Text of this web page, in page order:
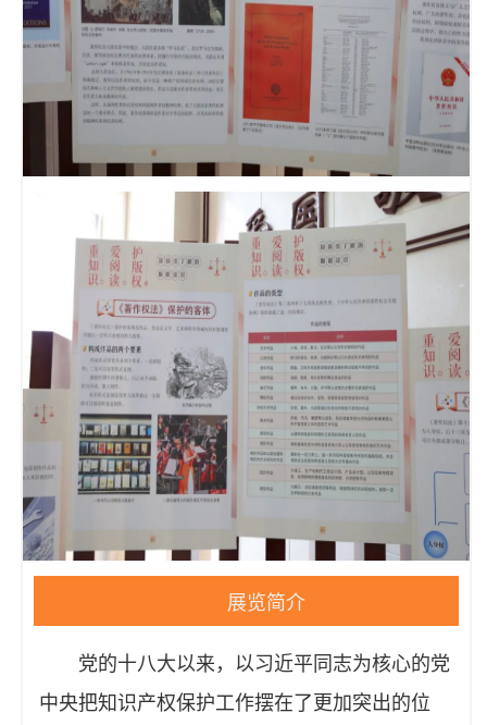
展览简介
党的十八大以来，以习近平同志为核心的党
中央把知识产权保护工作摆在了更加突出的位